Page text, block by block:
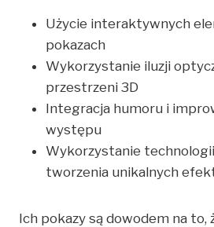
Użycie interaktywnych
pokazach
Wykorzystanie iluzji
przestrzeni 3D
Integracja humoru i
występu
Wykorzystanie
tworzenia unikalnych
Ich pokazy są dowodem na to,